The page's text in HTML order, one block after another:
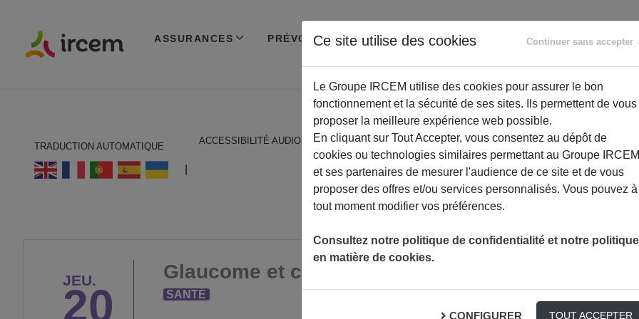
ASSURANCES PRÉVOYANCE RETRAITE
ACCOMPAGNEMENT
TRADUCTION AUTOMATIQUE
ACCESSIBILITÉ AUDIO
JEU.
20
Glaucome et cataracte : deux menaces pour la
SANTÉ
Ce site utilise des cookies Continuer sans accepter
Le Groupe IRCEM utilise des cookies pour assurer le bon
fonctionnement et la sécurité de ses sites. Ils permettent de vous
proposer la meilleure expérience web possible.
En cliquant sur Tout Accepter, vous consentez au dépôt de
cookies ou technologies similaires permettant au Groupe IRCEM
et ses partenaires de mesurer l'audience de ce site et de vous
proposer des offres et/ou services personnalisés. Vous pouvez à
tout moment modifier vos préférences.
Consultez notre politique de confidentialité et notre politique
en matière de cookies.
CONFIGURER TOUT ACCEPTER